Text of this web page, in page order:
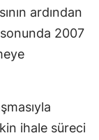
ardından
2007
ihale süreci